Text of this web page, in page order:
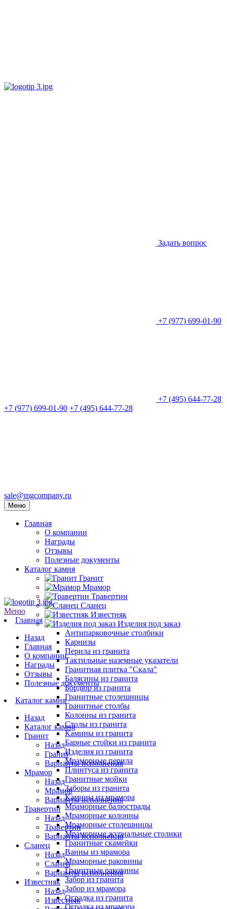
Задать вопрос
+7 (977) 699-01-90
+7 (495) 644-77-28
+7 (977) 699-01-90 +7 (495) 644-77-28
sale@mgcompany.ru
Меню
Главная
О компании
Награды
Отзывы
Полезные документы
Каталог камня
Гранит
Мрамор
Травертин
Сланец
Известняк
Изделия под заказ
Антипарковочные столбики
Карнизы
Перила из гранита
Тактильные наземные указатели
Гранитная плитка "Скала"
Балясины из гранита
Бордюр из гранита
Гранитные столешницы
Гранитные столбы
Колонны из гранита
Столы из гранита
Камины из гранита
Барные стойки из гранита
Изделия из гранита
Мраморные перила
Плинтуса из гранита
Гранитные мойки
Заборы из гранита
Камины из мрамора
Мраморные балюстрады
Мраморные колонны
Мраморные столешницы
Мраморные журнальные столики
Гранитные скамейки
Ванны из мрамора
Мраморные раковины
Гранитные раковины
Забор из гранита
Забор из мрамора
Оградка из гранита
Оградка из мрамора
Меню
Главная
Назад
Главная
О компании
Награды
Отзывы
Полезные документы
Каталог камня
Назад
Каталог камня
Гранит
Назад
Гранит
Варианты исполнения
Мрамор
Назад
Мрамор
Варианты исполнения
Травертин
Назад
Травертин
Варианты исполнения
Сланец
Назад
Сланец
Варианты исполнения
Известняк
Назад
Известняк